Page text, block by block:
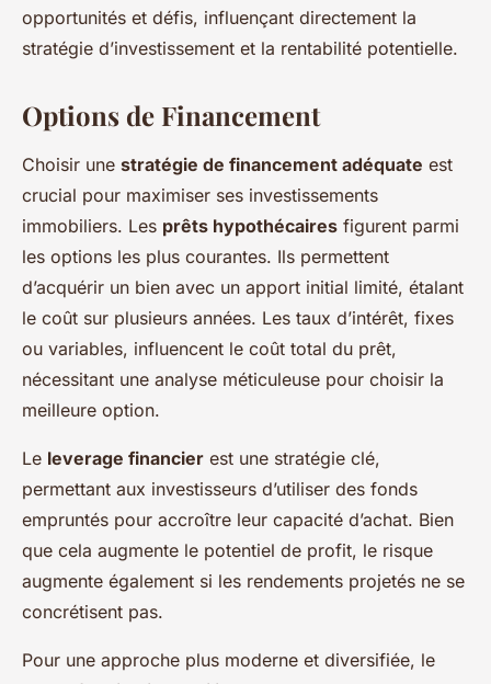
opportunités et défis, influençant directement la
stratégie d’investissement et la rentabilité potentielle.
Options de Financement
Choisir une stratégie de financement adéquate est
crucial pour maximiser ses investissements
immobiliers. Les prêts hypothécaires figurent parmi
les options les plus courantes. Ils permettent
d’acquérir un bien avec un apport initial limité, étalant
le coût sur plusieurs années. Les taux d’intérêt, fixes
ou variables, influencent le coût total du prêt,
nécessitant une analyse méticuleuse pour choisir la
meilleure option.
Le leverage financier est une stratégie clé,
permettant aux investisseurs d’utiliser des fonds
empruntés pour accroître leur capacité d’achat. Bien
que cela augmente le potentiel de profit, le risque
augmente également si les rendements projetés ne se
concrétisent pas.
Pour une approche plus moderne et diversifiée, le